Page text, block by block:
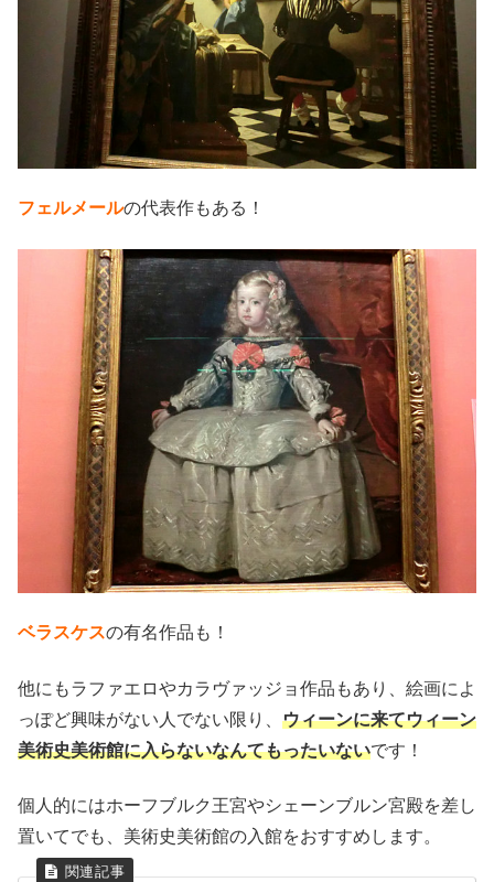
フェルメールの代表作もある！
ベラスケスの有名作品も！
他にもラファエロやカラヴァッジョ作品もあり、絵画によ
っぽど興味がない人でない限り、 ウィーンに来てウィーン
美術史美術館に入らないなんてもったいないです！
個人的にはホーフブルク王宮やシェーンブルン宮殿を差し
置いてでも、美術史美術館の入館をおすすめします。